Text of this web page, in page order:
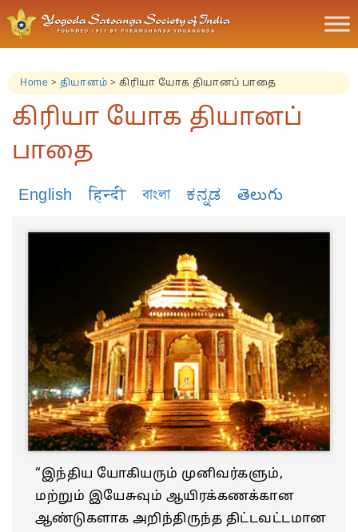
Home > தியானம் > கிரியா யோக தியானப் பாதை
கிரியா யோக தியானப்
பாதை
English हिन्दी বাংলা ಕನ್ನಡ తెలుగు
“இந்திய யோகியரும் முனிவர்களும்,
மற்றும் இயேசுவும் ஆயிரக்கணக்கான
ஆண்டுகளாக அறிந்திருந்த திட்டவட்டமான